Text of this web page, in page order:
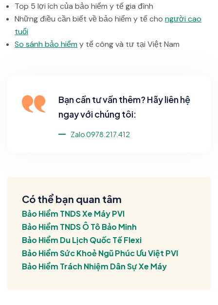
Top 5 lợi ích của bảo hiểm y tế gia đình
Những điều cần biết về bảo hiểm y tế cho người cao
tuổi
So sánh bảo hiểmy tế công và tư tại Việt Nam
Bạn cần tư vấn thêm? Hãy liên hệ
ngay với chúng tôi:
Zalo 0978.217.412
Có thể bạn quan tâm
Bảo Hiểm TNDS Xe Máy PVI
Bảo Hiểm TNDS Ô Tô Bảo Minh
Bảo Hiểm Du Lịch Quốc Tế Flexi
Bảo Hiểm Sức Khoẻ Ngũ Phúc Ưu Việt PVI
Bảo Hiểm Trách Nhiệm Dân Sự Xe Máy